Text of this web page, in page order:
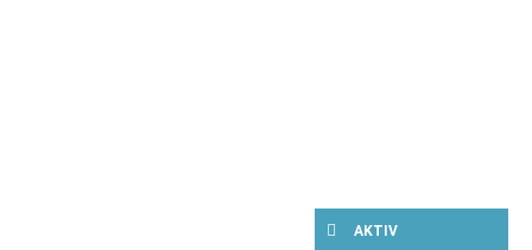
AKTIV